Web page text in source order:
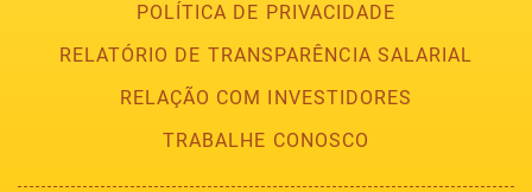
POLÍTICA DE PRIVACIDADE
RELATÓRIO DE TRANSPARÊNCIA SALARIAL
RELAÇÃO COM INVESTIDORES
TRABALHE CONOSCO